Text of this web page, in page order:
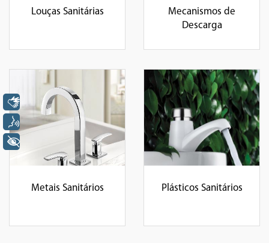
Louças Sanitárias
Mecanismos de
Descarga
Metais Sanitários Plásticos Sanitários
Libras
Voz
+ Acessibilidade